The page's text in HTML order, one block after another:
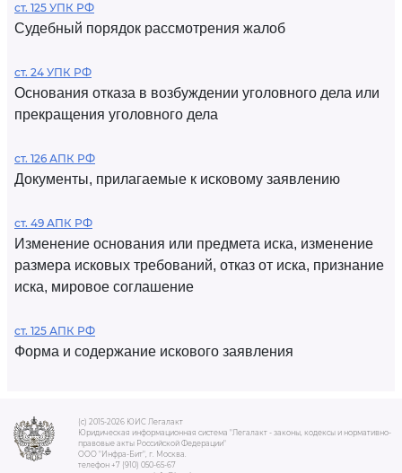
ст. 125 УПК РФ
Судебный порядок рассмотрения жалоб
ст. 24 УПК РФ
Основания отказа в возбуждении уголовного дела или
прекращения уголовного дела
ст. 126 АПК РФ
Документы, прилагаемые к исковому заявлению
ст. 49 АПК РФ
Изменение основания или предмета иска, изменение
размера исковых требований, отказ от иска, признание
иска, мировое соглашение
ст. 125 АПК РФ
Форма и содержание искового заявления
(c) 2015-2026 ЮИС Легалакт
Юридическая информационная система "Легалакт - законы, кодексы и нормативно-
правовые акты Российской Федерации"
ООО "Инфра-Бит", г. Москва.
телефон +7 (910) 050-65-67